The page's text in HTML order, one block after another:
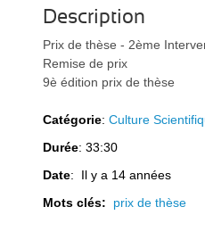
Description
Prix de thèse - 2ème
Remise de prix
9è édition prix de thèse
Catégorie:Culture
Durée: 33:30
Date: Il y a 14 années
Mots clés: prix de thèse